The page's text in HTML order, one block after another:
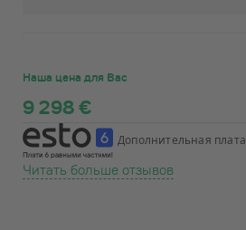
Наша цена для Вас
9 298 €
Дополнительная
Читать больше отзывов